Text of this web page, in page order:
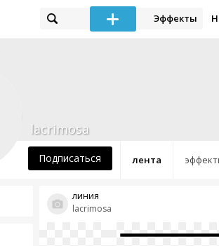
Эффекты
лента
lacrimosa
Подписаться
lacrimosa
линия